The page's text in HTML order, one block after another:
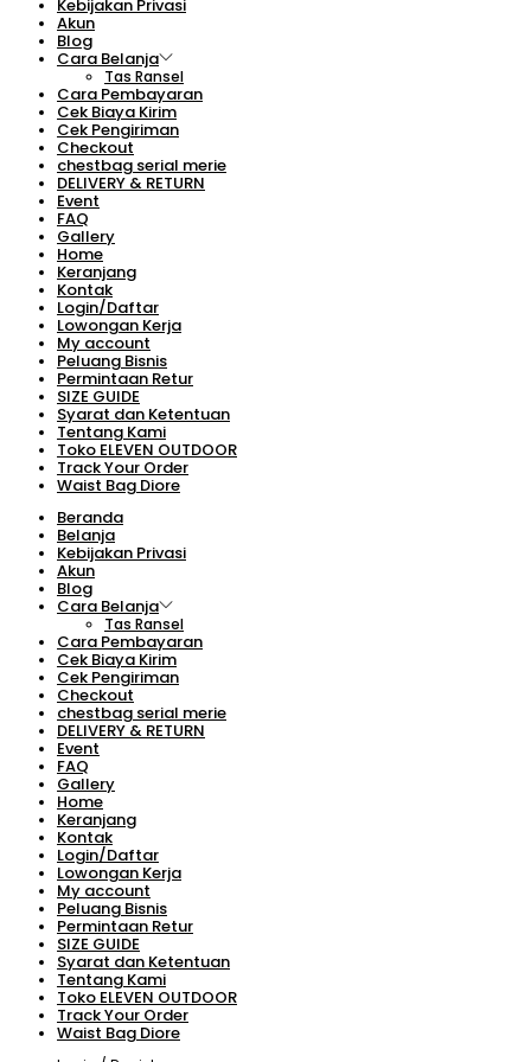
Kebijakan Privasi
Akun
Blog
Cara Belanja
Tas Ransel
Cara Pembayaran
Cek Biaya Kirim
Cek Pengiriman
Checkout
chestbag serial merie
DELIVERY & RETURN
Event
FAQ
Gallery
Home
Keranjang
Kontak
Login/Daftar
Lowongan Kerja
My account
Peluang Bisnis
Permintaan Retur
SIZE GUIDE
Syarat dan Ketentuan
Tentang Kami
Toko ELEVEN OUTDOOR
Track Your Order
Waist Bag Diore
Beranda
Belanja
Kebijakan Privasi
Akun
Blog
Cara Belanja
Tas Ransel
Cara Pembayaran
Cek Biaya Kirim
Cek Pengiriman
Checkout
chestbag serial merie
DELIVERY & RETURN
Event
FAQ
Gallery
Home
Keranjang
Kontak
Login/Daftar
Lowongan Kerja
My account
Peluang Bisnis
Permintaan Retur
SIZE GUIDE
Syarat dan Ketentuan
Tentang Kami
Toko ELEVEN OUTDOOR
Track Your Order
Waist Bag Diore